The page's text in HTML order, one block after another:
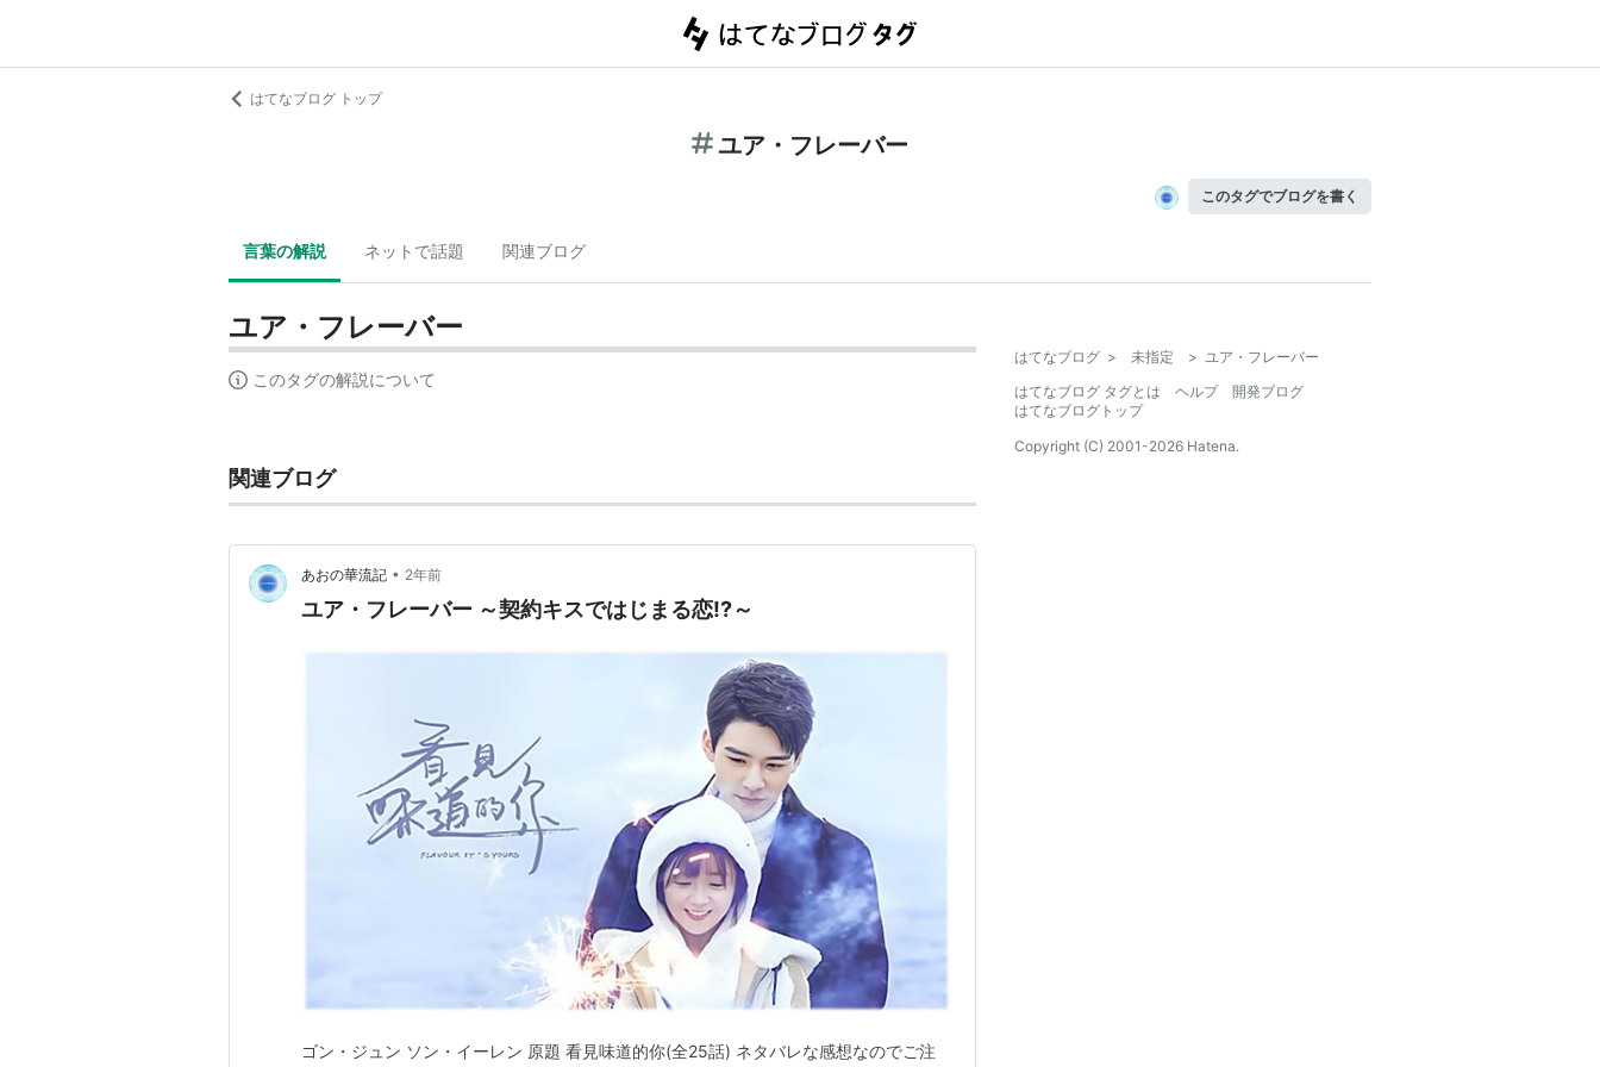
はてなブログ トップ
ユア・フレーバー
このタグでブログを書く
言葉の解説 ネットで話題 関連ブログ
ユア・フレーバー
このタグの解説について
関連ブログ
あおの華流記 • 2年前
ユア・フレーバー ～契約キスではじまる恋!?～
ゴン・ジュン ソン・イーレン 原題 看見味道的你(全25話) ネタバレな感想なのでご注
はてなブログ > 未指定 > ユア・フレーバー
はてなブログ タグとは
ヘルプ
開発ブログ
はてなブログトップ
Copyright (C) 2001-2026 Hatena.